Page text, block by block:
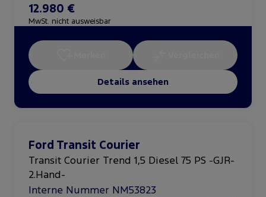
12.980 €
MwSt. nicht ausweisbar
Details ansehen
Ford Transit Courier
Transit Courier Trend 1,5 Diesel 75 PS -GJR-
2.Hand-
Interne Nummer NM53823